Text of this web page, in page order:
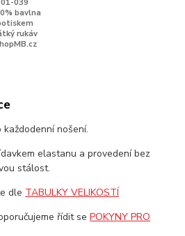
039
bavlna
rukáv
nošení.
elastanu a provedení bez
stálost.
dle TABULKY VELIKOSTÍ
řídit sePOKYNY PRO